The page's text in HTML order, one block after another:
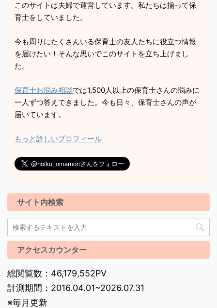
このサイトは夫婦で運営しています。私たちは揃って保
育士をしていました。
今も周りにたくさんいる保育士の友人たちに役立つ情報
を届けたい！そんな思いでこのサイトを立ち上げまし
た。
保育士お悩み相談では1,500人以上の保育士さんの悩みに
一人ずつ答えてきました。今も日々、保育士さんの声が
届いています。
もっと詳しいプロフィール
サイト内検索
アクセスカウンター
総閲覧数：46,179,552PV
計測期間：2016.04.01~2026.07.31
※毎月更新